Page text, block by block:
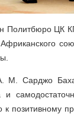
Политбюро ЦК
Африканского
М. Сарджо
и
к позитивному